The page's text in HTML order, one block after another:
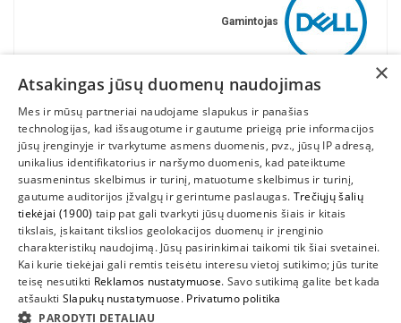
Gamintojas
INFORMACIJA
SUSIEKITE
×
Atsakingas jūsų duomenų naudojimas
Mes ir mūsų partneriai naudojame slapukus ir panašias
technologijas, kad išsaugotume ir gautume prieigą prie informacijos
jūsų įrenginyje ir tvarkytume asmens duomenis, pvz., jūsų IP adresą,
unikalius identifikatorius ir naršymo duomenis, kad pateiktume
suasmenintus skelbimus ir turinį, matuotume skelbimus ir turinį,
gautume auditorijos įžvalgų ir gerintume paslaugas. Trečiųjų šalių
tiekėjai (1900) taip pat gali tvarkyti jūsų duomenis šiais ir kitais
tikslais, įskaitant tikslios geolokacijos duomenų ir įrenginio
charakteristikų naudojimą. Jūsų pasirinkimai taikomi tik šiai svetainei.
Kai kurie tiekėjai gali remtis teisėtu interesu vietoj sutikimo; jūs turite
teisę nesutikti Reklamos nustatymuose. Savo sutikimą galite bet kada
atšaukti Slapukų nustatymuose. Privatumo politika
PARODYTI DETALIAU